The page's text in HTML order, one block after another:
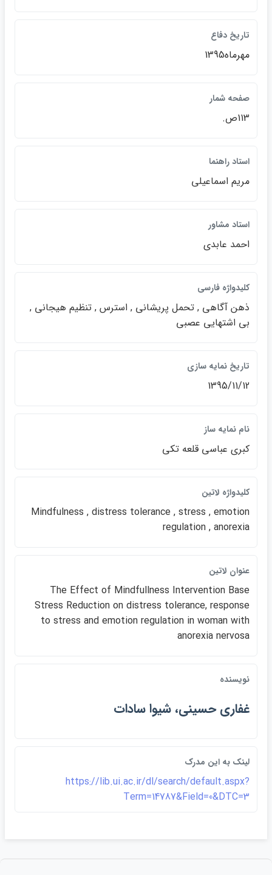
تاريخ دفاع
مهرماه1395
صفحه شمار
113ص.
استاد راهنما
مريم اسماعيلي
استاد مشاور
احمد عابدي
كليدواژه فارسي
ذهن آگاهي , تحمل پريشاني , استرس , تنظيم هيجاني ,
بي اشتهايي عصبي
تاريخ نمايه سازي
1395/11/12
نام نمايه ساز
كبري عباسي قلعه تكي
كليدواژه لاتين
Mindfulness , distress tolerance , stress , emotion
regulation , anorexia
عنوان لاتين
The Effect of Mindfullness Intervention Base
Stress Reduction on distress tolerance, response
to stress an​d emotion regulation in woman with
anorexia nervosa
نويسنده
غفاري حسيني، شيوا سادات
لينک به اين مدرک
https://lib.ui.ac.ir/dl/search/default.aspx?
Term=14787&Field=0&DTC=3